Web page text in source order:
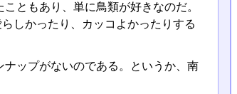
ともあり、単に鳥類が好きなのだ。
しかったり、カッコよかったりする
ップがないのである。というか、南